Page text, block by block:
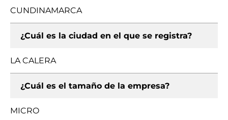
CUNDINAMARCA
¿Cuál es la ciudad en el que se registra?
LA CALERA
¿Cuál es el tamaño de la empresa?
MICRO